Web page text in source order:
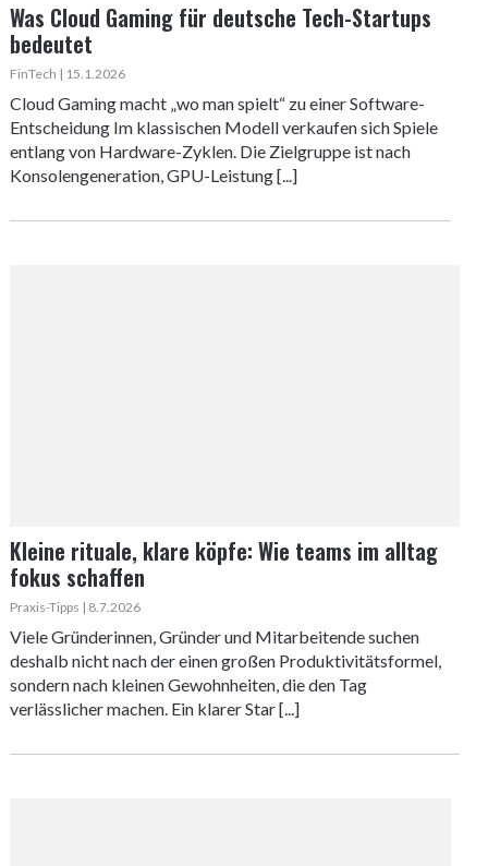
Was Cloud Gaming für deutsche Tech-Startups
bedeutet
FinTech | 15.1.2026
Cloud Gaming macht „wo man spielt“ zu einer Software-
Entscheidung Im klassischen Modell verkaufen sich Spiele
entlang von Hardware-Zyklen. Die Zielgruppe ist nach
Konsolengeneration, GPU-Leistung [...]
Kleine rituale, klare köpfe: Wie teams im alltag
fokus schaffen
Praxis-Tipps | 8.7.2026
Viele Gründerinnen, Gründer und Mitarbeitende suchen
deshalb nicht nach der einen großen Produktivitätsformel,
sondern nach kleinen Gewohnheiten, die den Tag
verlässlicher machen. Ein klarer Star [...]